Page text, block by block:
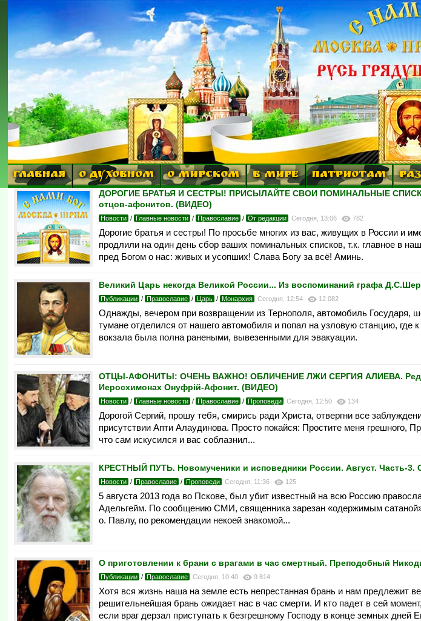
ГЛАВНАЯ О ДУХОВНОМ О МИРСКОМ В МИРЕ ПАТРИОТАМ
ДОРОГИЕ БРАТЬЯ И СЕСТРЫ! ПРИСЫЛАЙТЕ СВОИ ПОМИНАЛЬНЫЕ
отцов-афонитов. (ВИДЕО)
Новости / Главные новости / Православие / От редакции Сегодня, 13:06 782
Дорогие братья и сестры! По просьбе многих из вас, живущих в России и
продлили на один день сбор ваших поминальных списков, т.к. главное в
пред Богом о нас: живых и усопших! Слава Богу за всё! Аминь.
Великий Царь некогда Великой России... Из воспоминаний графа
Публикации / Православие / Царь / Монархия Сегодня, 12:54 12 082
Однажды, вечером при возвращении из Тернополя, автомобиль Государя,
тумане отделился от нашего автомобиля и попал на узловую станцию, где
вокзала была полна ранеными, вывезенными для эвакуации.
ОТЦЫ-АФОНИТЫ: ОЧЕНЬ ВАЖНО! ОБЛИЧЕНИЕ ЛЖИ СЕРГИЯ АЛИЕВА.
Иеросхимонах Онуфрiй-Афонит. (ВИДЕО)
Новости / Главные новости / Православие / Проповеди Сегодня, 12:50 134
Дорогой Сергий, прошу тебя, смирись ради Христа, отвергни все
присутствии Апти Алаудинова. Просто покайся: Простите меня грешного,
что сам искусился и вас соблазнил...
КРЕСТНЫЙ ПУТЬ. Новомученики и исповедники России. Август. Часть-3.
Новости / Православие / Проповеди Сегодня, 11:36 125
5 августа 2013 года во Пскове, был убит известный на всю Россию
Адельгейм. По сообщению СМИ, священника зарезан «одержимым
о. Павлу, по рекомендации некоей знакомой...
О приготовлении к брани с врагами в час смертный. Преподобный
Публикации / Православие Сегодня, 10:40 9 814
Хотя вся жизнь наша на земле есть непрестанная брань и нам предлежит
решительнейшая брань ожидает нас в час смерти. И кто падет в сей
если враг дерзал приступать к безгрешному Господу в конце земных дней